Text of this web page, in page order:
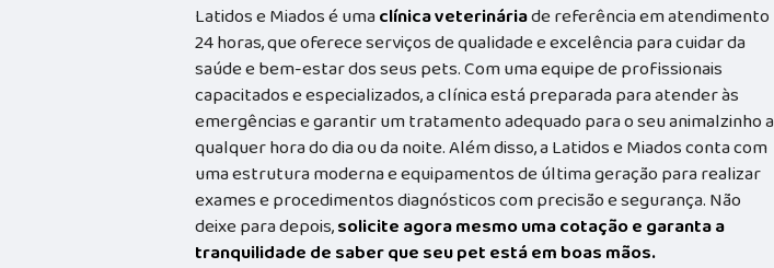
Latidos e Miados é umaclínica veterináriade referência em atendimento
24 horas, que oferece serviços de qualidade e excelência para cuidar da
saúde e bem-estar dos seus pets. Com uma equipe de profissionais
capacitados e especializados, a clínica está preparada para atender às
emergências e garantir um tratamento adequado para o seu animalzinho a
qualquer hora do dia ou da noite. Além disso, a Latidos e Miados conta com
uma estrutura moderna e equipamentos de última geração para realizar
exames e procedimentos diagnósticos com precisão e segurança. Não
deixe para depois,solicite agora mesmo uma cotação e garanta a
tranquilidade de saber que seu pet está em boas mãos.